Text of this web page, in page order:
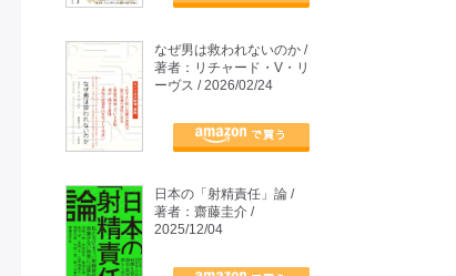
なぜ男は救われないのか /
著者：リチャード・V・リ
ーヴス / 2026/02/24
日本の「射精責任」論 /
著者：齋藤圭介 /
2025/12/04